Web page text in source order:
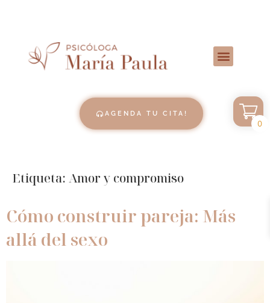
AGENDA TU CITA!
Etiqueta: Amor y compromiso
Cómo construir pareja: Más
allá del sexo
0